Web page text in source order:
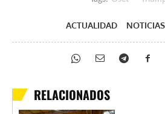
ACTUALIDAD
RELACIONADOS